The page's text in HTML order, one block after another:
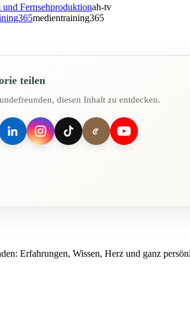
ah-tv
medientraining365
teilen
diesen Inhalt zu entdecken.
Erfahrungen, Wissen, Herz und ganz